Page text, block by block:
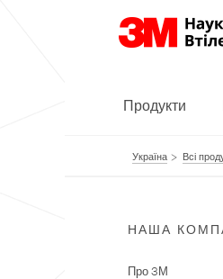
Продукти
Україна Всі
НАША
Про 3М